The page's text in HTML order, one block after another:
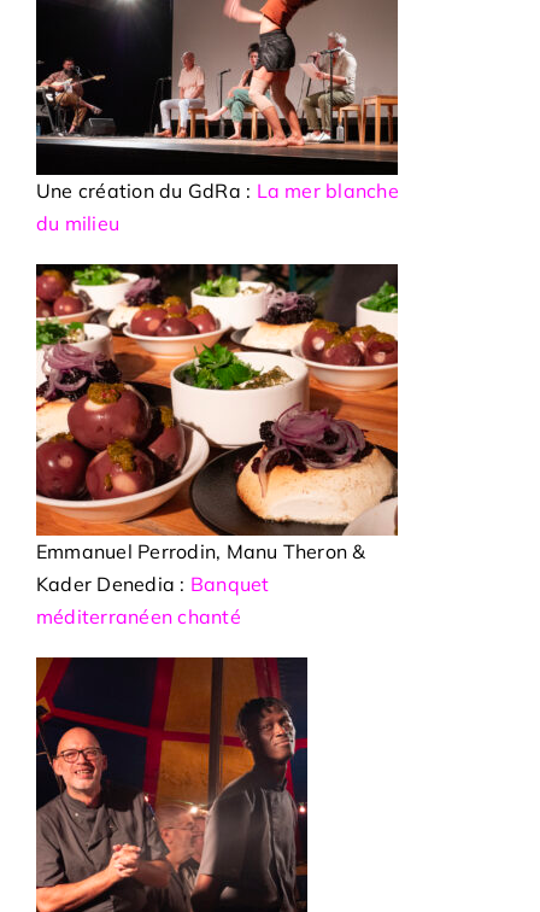
Une création du GdRa : La mer blanche
du milieu
Emmanuel Perrodin, Manu Theron &
Kader Denedia : Banquet
méditerranéen chanté